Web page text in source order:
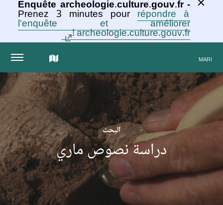
Enquête archeologie.culture.gouv.fr -
Prenez 3 minutes pour répondre à
l'enquête et améliorer
archeologie.culture.gouv.fr !
MARI الخريطة
التفاعلية
للمجموعة
البحث
دراسة نصوص ماري